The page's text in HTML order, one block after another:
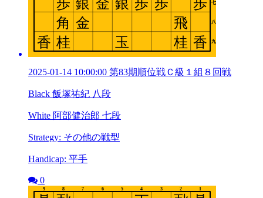
2025-01-14 10:00:00 第83期順位戦Ｃ級１組８回戦
Black 飯塚祐紀 八段
White 阿部健治郎 七段
Strategy: その他の戦型
Handicap: 平手
0